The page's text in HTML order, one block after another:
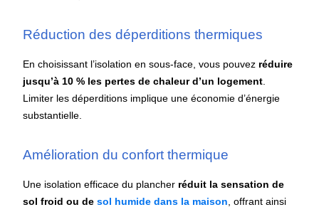
Réduction des déperditions thermiques
En choisissant l’isolation en sous-face, vous pouvez réduire
jusqu’à 10 % les pertes de chaleur d’un logement
Limiter les déperditions implique une économie d’énergie
substantielle.
Amélioration du confort thermique
Une isolation efficace du plancher réduit la sensation de
sol froid ou desol humide dans la maison, offrant ainsi